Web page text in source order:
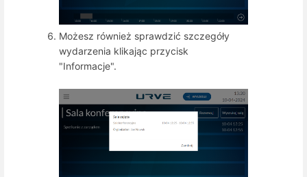
Możesz również sprawdzić szczegóły
wydarzenia klikając przycisk
"Informacje".